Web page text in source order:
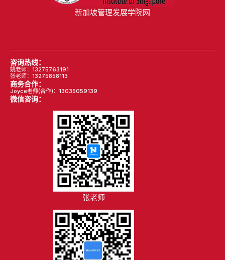
新加坡管理发展学院网
咨询热线：
姚老师：13275763191
张老师：13275858113
商务合作：
Joyce老师(合作)：13035059139
微信咨询：
张老师